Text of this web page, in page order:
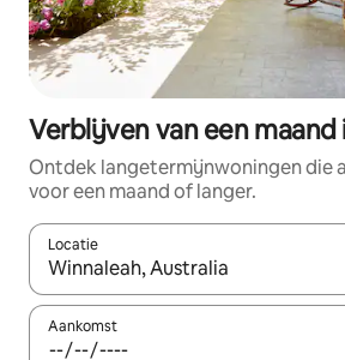
Verblijven van een maand
Ontdek langetermijnwoningen die
voor een maand of langer.
Locatie
Wanneer er resultaten beschikbaar
Aankomst